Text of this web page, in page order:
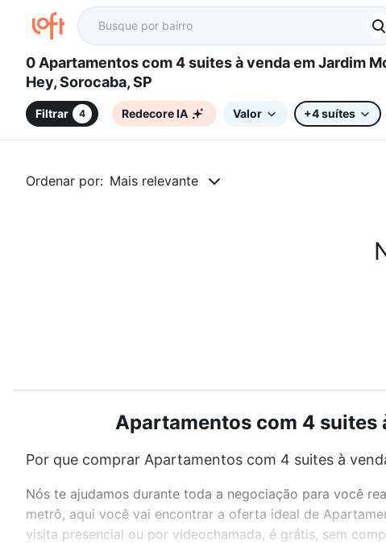
0 Apartamentos com 4 suites à venda em Jardim Monte
Hey, Sorocaba, SP
Filtrar 4 Redecore IA Valor +4 suítes
Ordenar por: Mais relevante
Apartamentos com 4 suites
Por que comprar Apartamentos com 4 suites à
Nós te ajudamos durante toda a negociação para você
metrô, aqui você vai encontrar a oferta ideal de
visita presencial ou por videochamada, é grátis, sem